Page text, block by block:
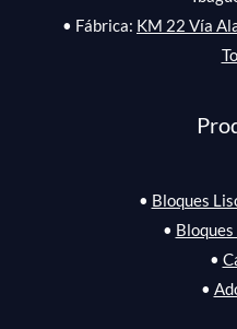
• Fábrica: KM 22 Vía
• Bloques
•
•
•